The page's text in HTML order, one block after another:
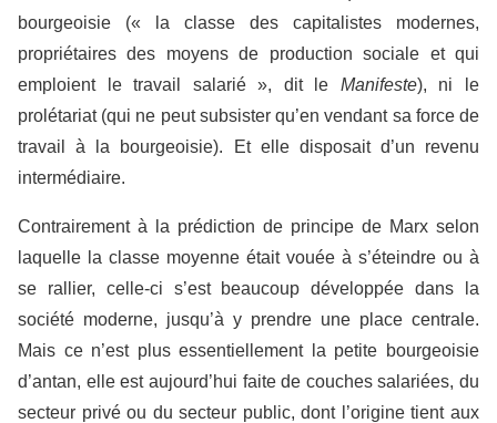
bourgeoisie (« la classe des capitalistes modernes,
propriétaires des moyens de production sociale et qui
emploient le travail salarié », dit le Manifeste), ni le
prolétariat (qui ne peut subsister qu’en vendant sa force de
travail à la bourgeoisie). Et elle disposait d’un revenu
intermédiaire.
Contrairement à la prédiction de principe de Marx selon
laquelle la classe moyenne était vouée à s’éteindre ou à
se rallier, celle-ci s’est beaucoup développée dans la
société moderne, jusqu’à y prendre une place centrale.
Mais ce n’est plus essentiellement la petite bourgeoisie
d’antan, elle est aujourd’hui faite de couches salariées, du
secteur privé ou du secteur public, dont l’origine tient aux